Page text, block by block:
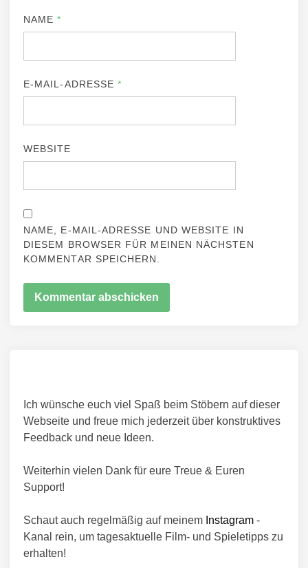
NAME*
E-MAIL-ADRESSE*
WEBSITE
NAME, E-MAIL-ADRESSE UND WEBSITE IN
DIESEM BROWSER FÜR MEINEN NÄCHSTEN
KOMMENTAR SPEICHERN.
Ich wünsche euch viel Spaß beim Stöbern auf dieser
Webseite und freue mich jederzeit über konstruktives
Feedback und neue Ideen.
Weiterhin vielen Dank für eure Treue & Euren
Support!
Schaut auch regelmäßig auf meinem Instagram -
Kanal rein, um tagesaktuelle Film- und Spieletipps zu
erhalten!